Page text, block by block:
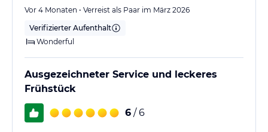
Vor 4 Monaten • Verreist als Paar im März 2026
Verifizierter Aufenthalt
Wonderful
Ausgezeichneter Service und leckeres
Frühstück
6 / 6